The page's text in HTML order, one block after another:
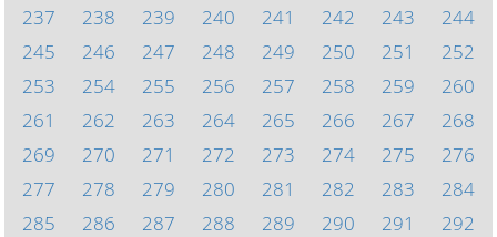
237 238 239 240 241 242 243
244
245
246 247 248 249 250 251
252
253
254 255 256 257 258 259
260
261
262 263 264 265 266 267
268
269
270 271 272 273 274 275
276
277
278 279 280 281 282 283
284
285
286 287 288 289 290 291
292